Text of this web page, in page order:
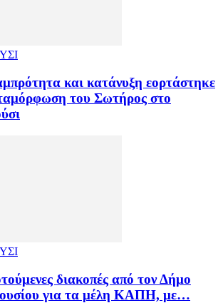
και κατάνυξη εορτάστηκε
του Σωτήρος στο
διακοπές από τον Δήμο
για τα μέλη ΚΑΠΗ, με…